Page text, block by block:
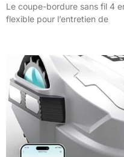
Le coupe-bordure sans fil 4
flexible pour l’entretien de